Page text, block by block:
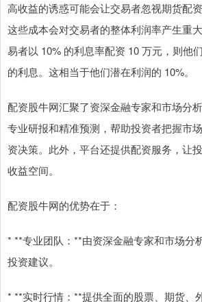
高收益的诱惑可能会让交易者忽视期货配
这些成本会对交易者的整体利润率产生重
易者以 10% 的利息率配资 10 万元，则他
的利息。这相当于他们潜在利润的 10%。
配资股牛网汇聚了资深金融专家和市场分
专业研报和精准预测，帮助投资者把握市
资决策。此外，平台还提供配资服务，让
收益空间。
配资股牛网的优势在于：
* **专业团队：**由资深金融专家和市场分
投资建议。
* **实时行情：**提供全面的股票、期货、